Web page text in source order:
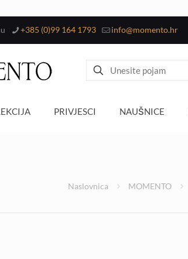
+385 (0)99 164 1793 info@momento.hr
PRIVJESCI NAUŠNICE
Naslovnica MOMENTO